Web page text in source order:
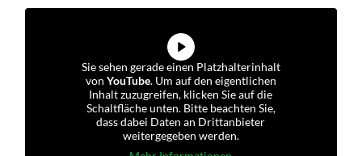
Sie sehen gerade einen Platzhalterinhalt
von YouTube. Um auf den eigentlichen
Inhalt zuzugreifen, klicken Sie auf die
Schaltfläche unten. Bitte beachten Sie,
dass dabei Daten an Drittanbieter
weitergegeben werden.